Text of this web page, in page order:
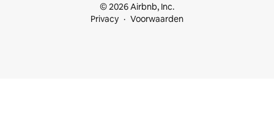
© 2026 Airbnb, Inc.
Privacy
Voorwaarden